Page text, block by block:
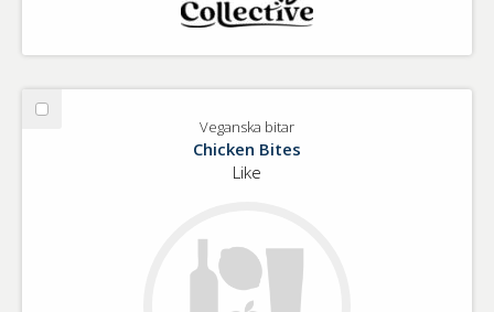
Välj
Veganska bitar
Chicken Bites
Like